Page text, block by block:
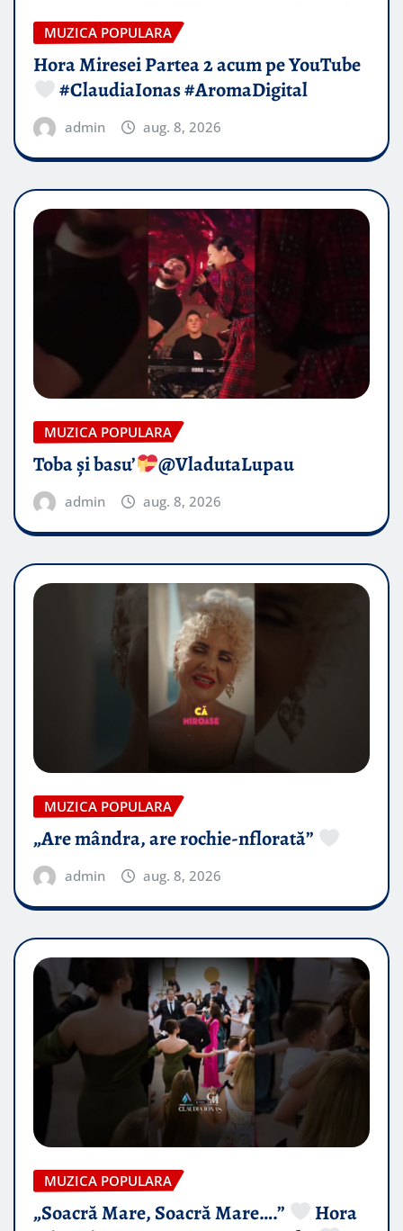
MUZICA POPULARA
Hora Miresei Partea 2 acum pe YouTube
#ClaudiaIonas #AromaDigital
admin aug. 8, 2026
MUZICA POPULARA
Toba și basu’ @VladutaLupau
admin aug. 8, 2026
MUZICA POPULARA
„Are mândra, are rochie-nflorată”
admin aug. 8, 2026
MUZICA POPULARA
„Soacră Mare, Soacră Mare….”
Hora